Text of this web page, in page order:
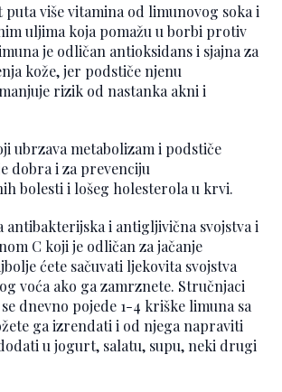
puta više vitamina od limunovog soka i
uljima koja pomažu u borbi protiv
je odličan antioksidans i sjajna za
kože, jer podstiče njenu
rizik od nastanka akni i
ubrzava metabolizam i podstiče
dobra i za prevenciju
bolesti i lošeg holesterola u krvi.
antibakterijska i antigljivična svojstva i
C koji je odličan za jačanje
ćete sačuvati ljekovita svojstva
voća ako ga zamrznete. Stručnjaci
dnevno pojede 1-4 kriške limuna sa
ga izrendati i od njega napraviti
u jogurt, salatu, supu, neki drugi